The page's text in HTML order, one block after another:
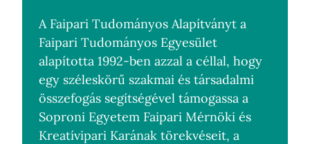
A Faipari Tudományos Alapítványt a
Faipari Tudományos Egyesület
alapította 1992-ben azzal a céllal, hogy
egy széleskörű szakmai és társadalmi
összefogás segítségével támogassa a
Soproni Egyetem Faipari Mérnöki és
Kreatívipari Karának törekvéseit, a